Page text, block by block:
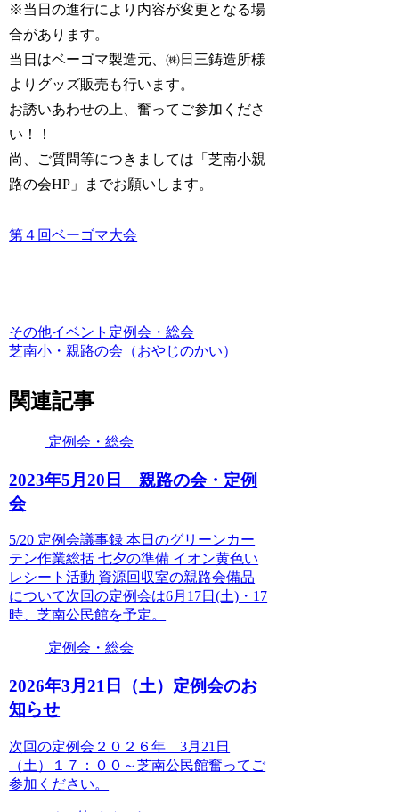
※当日の進行により内容が変更となる場
合があります。
当日はベーゴマ製造元、㈱日三鋳造所様
よりグッズ販売も行います。
お誘いあわせの上、奮ってご参加くださ
い！！
尚、ご質問等につきましては「芝南小親
路の会HP」までお願いします。
第４回ベーゴマ大会
その他イベント 定例会・総会
芝南小・親路の会（おやじのかい）
関連記事
定例会・総会
2023年5月20日 親路の会・定例
会
5/20 定例会議事録 本日のグリーンカー
テン作業総括 七夕の準備 イオン黄色い
レシート活動 資源回収室の親路会備品
について次回の定例会は6月17日(土)・17
時、芝南公民館を予定。
定例会・総会
2026年3月21日（土）定例会のお
知らせ
次回の定例会２０２６年 3月21日
（土）１７：００～芝南公民館奮ってご
参加ください。